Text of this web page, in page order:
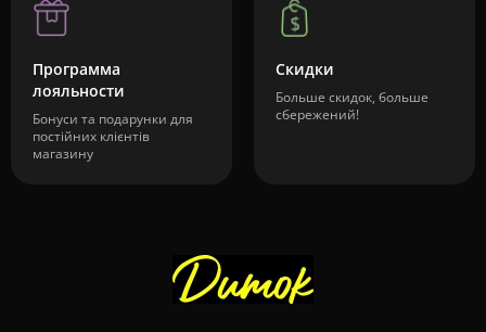
Программа
лояльности
Бонуси та подарунки для
постійних клієнтів
магазину
Скидки
Больше скидок, больше
сбережений!